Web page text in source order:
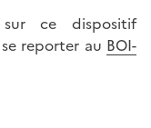
ce dispositif
reporter au BOI-